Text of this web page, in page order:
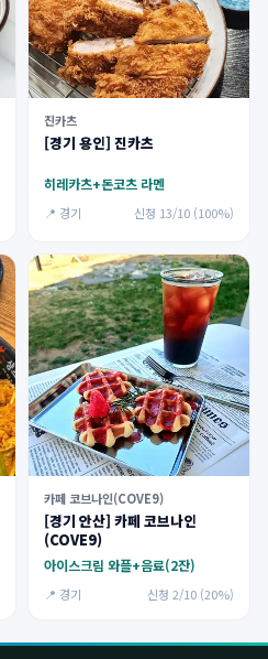
진카츠
[경기 용인] 진카츠
히레카츠+돈코츠 라멘
📍 경기 신청 13/10 (100%)
카페 코브나인(COVE9)
[경기 안산] 카페 코브나인
(COVE9)
아이스크림 와플+음료(2잔)
📍 경기 신청 2/10 (20%)